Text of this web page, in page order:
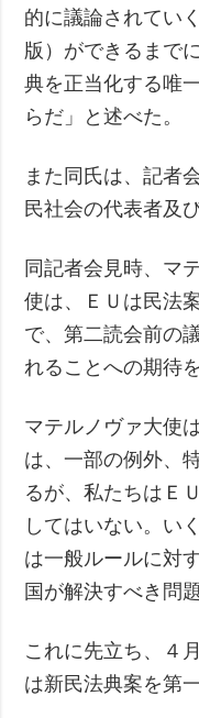
的に議論されてい
版）ができるまで
典を正当化する唯
らだ」と述べた。
また同氏は、記者
民社会の代表者及
同記者会見時、マ
使は、ＥＵは民法
で、第二読会前の
れることへの期待
マテルノヴァ大使
は、一部の例外、
るが、私たちはＥ
してはいない。い
は一般ルールに対
国が解決すべき問
これに先立ち、４
は新民法典案を第